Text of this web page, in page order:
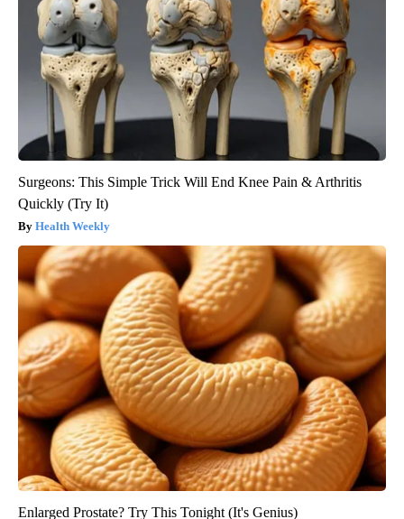
Surgeons: This Simple Trick Will End Knee Pain & Arthritis
Quickly (Try It)
Health Weekly
Enlarged Prostate? Try This Tonight (It's Genius)